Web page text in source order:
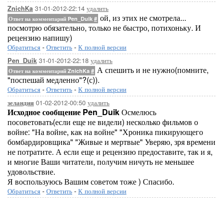
ZnichKa 31-01-2012-22:14 удалить
Ответ на комментарий Pen_Duik # ой, из этих не смотрела...
посмотрю обязательно, только не быстро, потихоньку. И
рецензию напишу)
Обратиться - Ответить - К полной версии
Pen_Duik 31-01-2012-22:18 удалить
Ответ на комментарий ZnichKa # А спешить и не нужно(помните,
"поспешай медленно"?(с)).
Обратиться - Ответить - К полной версии
зеландия 01-02-2012-00:50 удалить
Исходное сообщение Pen_DuikОсмелюсь
посоветовать(если еще не видели) несколько фильмов о
войне: "На войне, как на войне" "Хроника пикирующего
бомбардировщика" "Живые и мертвые" Уверяю, зря времени
не потратите. А если еще и рецензию предоставите, так и я,
и многие Ваши читатели, получим ничуть не меньшее
удовольствие.
Я воспользуюсь Вашим советом тоже ) Спасибо.
Обратиться - Ответить - К полной версии